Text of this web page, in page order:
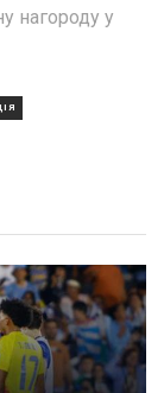
нагороду у